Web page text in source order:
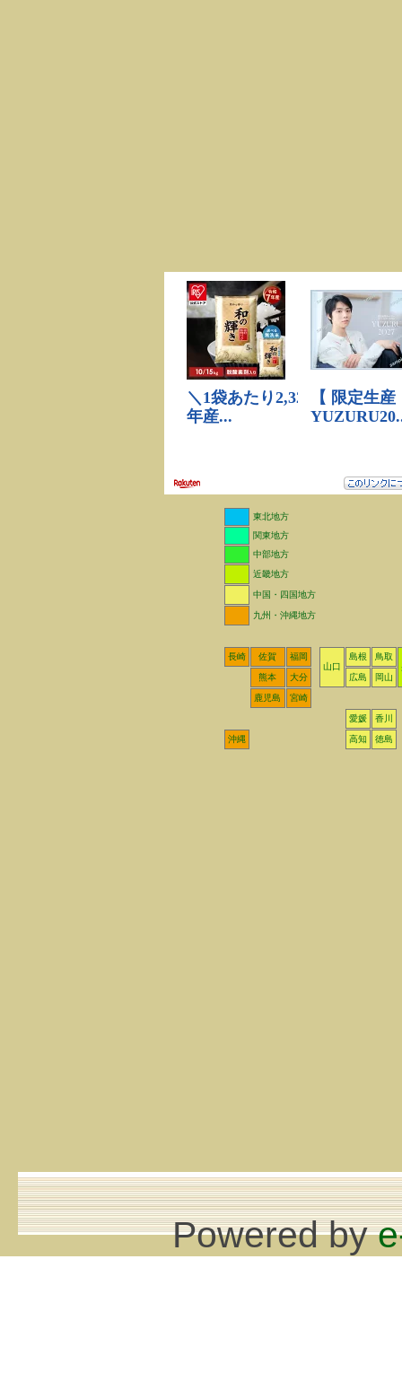
東北地方
関東地方
中部地方
近畿地方
中国・四国地方
九州・沖縄地方
長崎 佐賀
福岡
山口
島根
鳥取
熊本
大分 広島 岡山
鹿児島 宮崎
愛媛 香川
沖縄 高知 徳島
Powered by